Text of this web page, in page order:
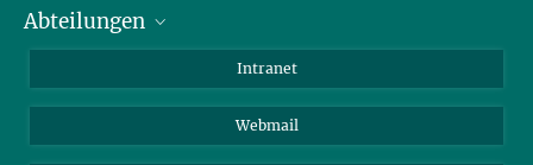
Mitarbeiterverzeichnis
Abteilungen
Kolloidchemie
Intranet
Webmail